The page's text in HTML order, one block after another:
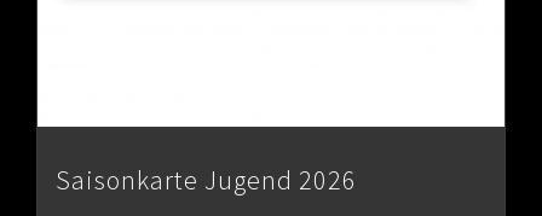
Saisonkarte Jugend 2026